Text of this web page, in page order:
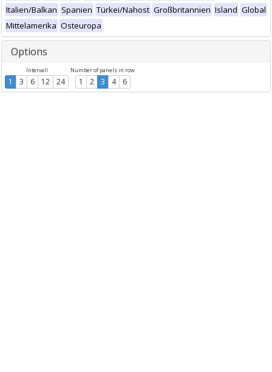
Italien/Balkan Spanien Türkei/Nahost Großbritannien Island Global
Mittelamerika Osteuropa
Options
Intervall
1 3 6 12 24
Number of panels in row
1 2 3 4 6